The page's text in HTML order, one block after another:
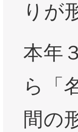
りが
本年
ら「
間の